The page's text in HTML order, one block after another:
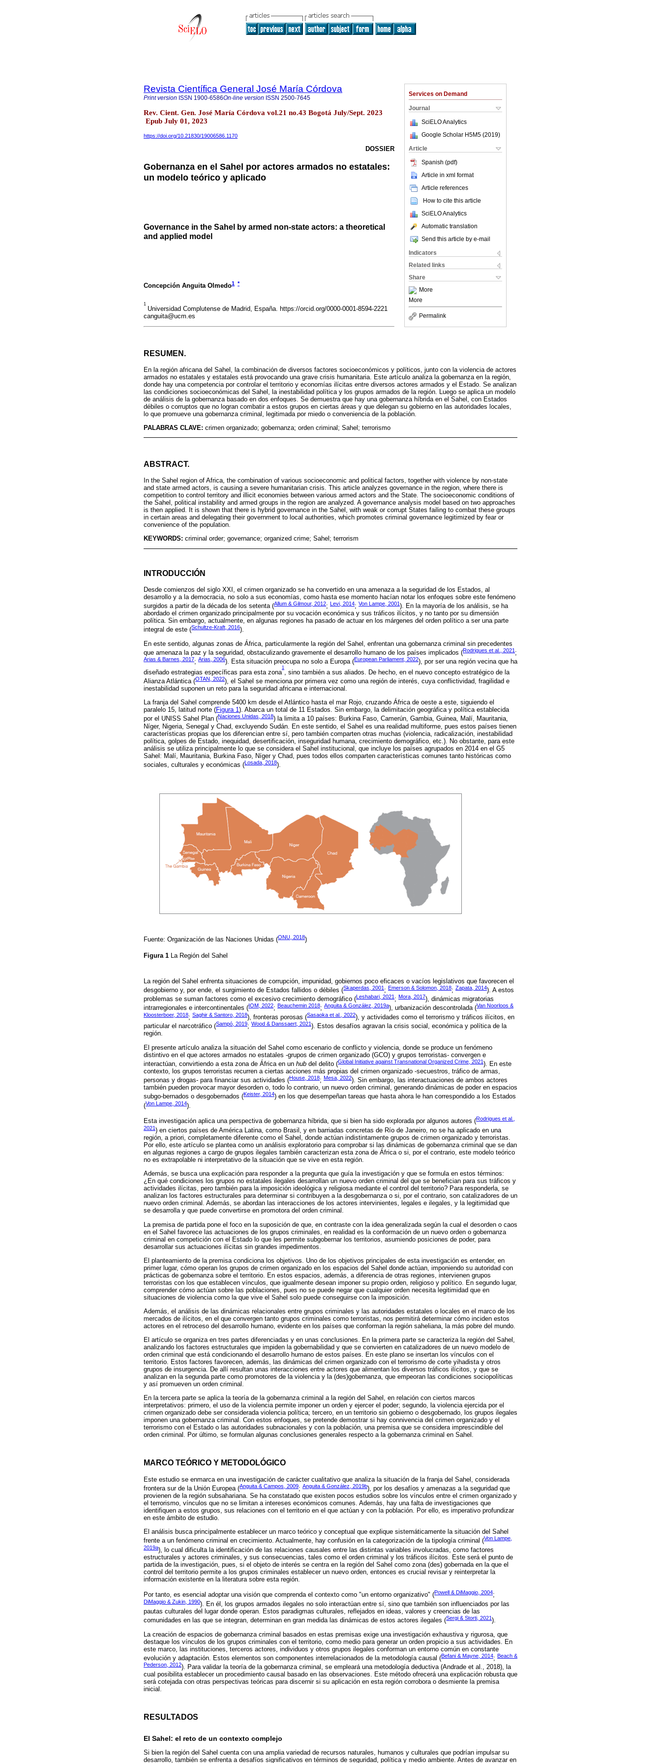
Services on Demand
Journal
SciELO Analytics
Google Scholar H5M5 (2019)
Article
Spanish (pdf)
Article in xml format
Article references
How to cite this article
SciELO Analytics
Automatic translation
Send this article by e-mail
Indicators
Related links
Share
More
More
Permalink
Revista Científica General José María Córdova
Print version ISSN 1900-6586On-line version ISSN 2500-7645
Rev. Cient. Gen. José María Córdova vol.21 no.43 Bogotá July/Sept. 2023
Epub July 01, 2023
https://doi.org/10.21830/19006586.1170
DOSSIER
Gobernanza en el Sahel por actores armados no estatales:
un modelo teórico y aplicado
Governance in the Sahel by armed non-state actors: a theoretical
and applied model
Concepción Anguita Olmedo1 *
1
Universidad Complutense de Madrid, España. https://orcid.org/0000-0001-8594-2221
canguita@ucm.es
RESUMEN.
En la región africana del Sahel, la combinación de diversos factores socioeconómicos y políticos, junto con la violencia de actores
armados no estatales y estatales está provocando una grave crisis humanitaria. Este artículo analiza la gobernanza en la región,
donde hay una competencia por controlar el territorio y economías ilícitas entre diversos actores armados y el Estado. Se analizan
las condiciones socioeconómicas del Sahel, la inestabilidad política y los grupos armados de la región. Luego se aplica un modelo
de análisis de la gobernanza basado en dos enfoques. Se demuestra que hay una gobernanza híbrida en el Sahel, con Estados
débiles o corruptos que no logran combatir a estos grupos en ciertas áreas y que delegan su gobierno en las autoridades locales,
lo que promueve una gobernanza criminal, legitimada por miedo o conveniencia de la población.
PALABRAS CLAVE: crimen organizado; gobernanza; orden criminal; Sahel; terrorismo
ABSTRACT.
In the Sahel region of Africa, the combination of various socioeconomic and political factors, together with violence by non-state
and state armed actors, is causing a severe humanitarian crisis. This article analyzes governance in the region, where there is
competition to control territory and illicit economies between various armed actors and the State. The socioeconomic conditions of
the Sahel, political instability and armed groups in the region are analyzed. A governance analysis model based on two approaches
is then applied. It is shown that there is hybrid governance in the Sahel, with weak or corrupt States failing to combat these groups
in certain areas and delegating their government to local authorities, which promotes criminal governance legitimized by fear or
convenience of the population.
KEYWORDS: criminal order; governance; organized crime; Sahel; terrorism
INTRODUCCIÓN
Desde comienzos del siglo XXI, el crimen organizado se ha convertido en una amenaza a la seguridad de los Estados, al
desarrollo y a la democracia, no solo a sus economías, como hasta ese momento hacían notar los enfoques sobre este fenómeno
surgidos a partir de la década de los setenta (Allum & Gilmour, 2012; Levi, 2014; Von Lampe, 2001). En la mayoría de los análisis, se ha
abordado el crimen organizado principalmente por su vocación económica y sus tráficos ilícitos, y no tanto por su dimensión
política. Sin embargo, actualmente, en algunas regiones ha pasado de actuar en los márgenes del orden político a ser una parte
integral de este (Schultze-Kraft, 2016).
En este sentido, algunas zonas de África, particularmente la región del Sahel, enfrentan una gobernanza criminal sin precedentes
que amenaza la paz y la seguridad, obstaculizando gravemente el desarrollo humano de los países implicados (Rodrigues et al., 2021 ;
Arias & Barnes, 2017; Arias, 2006). Esta situación preocupa no solo a Europa (European Parliament, 2022), por ser una región vecina que ha
diseñado estrategias específicas para esta zona
1
, sino también a sus aliados. De hecho, en el nuevo concepto estratégico de la
Alianza Atlántica (OTAN, 2022), el Sahel se menciona por primera vez como una región de interés, cuya conflictividad, fragilidad e
inestabilidad suponen un reto para la seguridad africana e internacional.
La franja del Sahel comprende 5400 km desde el Atlántico hasta el mar Rojo, cruzando África de oeste a este, siguiendo el
paralelo 15, latitud norte (Figura 1). Abarca un total de 11 Estados. Sin embargo, la delimitación geográfica y política establecida
por el UNISS Sahel Plan (Naciones Unidas, 2018) la limita a 10 países: Burkina Faso, Camerún, Gambia, Guinea, Malí, Mauritania,
Níger, Nigeria, Senegal y Chad, excluyendo Sudán. En este sentido, el Sahel es una realidad multiforme, pues estos países tienen
características propias que los diferencian entre sí, pero también comparten otras muchas (violencia, radicalización, inestabilidad
política, golpes de Estado, inequidad, desertificación, inseguridad humana, crecimiento demográfico, etc.). No obstante, para este
análisis se utiliza principalmente lo que se considera el Sahel institucional, que incluye los países agrupados en 2014 en el G5
Sahel: Malí, Mauritania, Burkina Faso, Níger y Chad, pues todos ellos comparten características comunes tanto históricas como
sociales, culturales y económicas (Losada, 2018).
Fuente: Organización de las Naciones Unidas (ONU, 2018)
Figura 1 La Región del Sahel
La región del Sahel enfrenta situaciones de corrupción, impunidad, gobiernos poco eficaces o vacíos legislativos que favorecen el
desgobierno y, por ende, el surgimiento de Estados fallidos o débiles (Skaperdas, 2001 ; Emerson & Solomon, 2018; Zapata, 2014). A estos
problemas se suman factores como el excesivo crecimiento demográfico (Leshabari, 2021 ; Mora, 2017), dinámicas migratorias
intrarregionales e intercontinentales ( IOM, 2022; Beauchemin 2018; Anguita & González, 2019a), urbanización descontrolada (Van Noorloos &
Kloosterboer, 2018; Saghir & Santoro, 2018), fronteras porosas (Sasaoka et al., 2022), y actividades como el terrorismo y tráficos ilícitos, en
particular el narcotráfico (Sampó, 2019; Wood & Danssaert, 2021). Estos desafíos agravan la crisis social, económica y política de la
región.
El presente artículo analiza la situación del Sahel como escenario de conflicto y violencia, donde se produce un fenómeno
distintivo en el que actores armados no estatales -grupos de crimen organizado (GCO) y grupos terroristas- convergen e
interactúan, convirtiendo a esta zona de África en un hub del delito (Global Initiative against Transnational Organized Crime, 2021). En este
contexto, los grupos terroristas recurren a ciertas acciones más propias del crimen organizado -secuestros, tráfico de armas,
personas y drogas- para financiar sus actividades (House, 2018; Mesa, 2022). Sin embargo, las interactuaciones de ambos actores
también pueden provocar mayor desorden o, todo lo contrario, un nuevo orden criminal, generando dinámicas de poder en espacios
subgo-bernados o desgobernados (Keister, 2014) en los que desempeñan tareas que hasta ahora le han correspondido a los Estados
(Von Lampe, 2014).
Esta investigación aplica una perspectiva de gobernanza híbrida, que si bien ha sido explorada por algunos autores (Rodrigues et al.,
2021) en ciertos países de América Latina, como Brasil, y en barriadas concretas de Río de Janeiro, no se ha aplicado en una
región, a priori, completamente diferente como el Sahel, donde actúan indistintamente grupos de crimen organizado y terroristas.
Por ello, este artículo se plantea como un análisis exploratorio para comprobar si las dinámicas de gobernanza criminal que se dan
en algunas regiones a cargo de grupos ilegales también caracterizan esta zona de África o si, por el contrario, este modelo teórico
no es extrapolable ni interpretativo de la situación que se vive en esta región.
Además, se busca una explicación para responder a la pregunta que guía la investigación y que se formula en estos términos:
¿En qué condiciones los grupos no estatales ilegales desarrollan un nuevo orden criminal del que se benefician para sus tráficos y
actividades ilícitas, pero también para la imposición ideológica y religiosa mediante el control del territorio? Para responderla, se
analizan los factores estructurales para determinar si contribuyen a la desgobernanza o si, por el contrario, son catalizadores de un
nuevo orden criminal. Además, se abordan las interacciones de los actores intervinientes, legales e ilegales, y la legitimidad que
se desarrolla y que puede convertirse en promotora del orden criminal.
La premisa de partida pone el foco en la suposición de que, en contraste con la idea generalizada según la cual el desorden o caos
en el Sahel favorece las actuaciones de los grupos criminales, en realidad es la conformación de un nuevo orden o gobernanza
criminal en competición con el Estado lo que les permite subgobernar los territorios, asumiendo posiciones de poder, para
desarrollar sus actuaciones ilícitas sin grandes impedimentos.
El planteamiento de la premisa condiciona los objetivos. Uno de los objetivos principales de esta investigación es entender, en
primer lugar, cómo operan los grupos de crimen organizado en los espacios del Sahel donde actúan, imponiendo su autoridad con
prácticas de gobernanza sobre el territorio. En estos espacios, además, a diferencia de otras regiones, intervienen grupos
terroristas con los que establecen vínculos, que igualmente desean imponer su propio orden, religioso y político. En segundo lugar,
comprender cómo actúan sobre las poblaciones, pues no se puede negar que cualquier orden necesita legitimidad que en
situaciones de violencia como la que vive el Sahel solo puede conseguirse con la imposición.
Además, el análisis de las dinámicas relacionales entre grupos criminales y las autoridades estatales o locales en el marco de los
mercados de ilícitos, en el que convergen tanto grupos criminales como terroristas, nos permitirá determinar cómo inciden estos
actores en el retroceso del desarrollo humano, evidente en los países que conforman la región saheliana, la más pobre del mundo.
El artículo se organiza en tres partes diferenciadas y en unas conclusiones. En la primera parte se caracteriza la región del Sahel,
analizando los factores estructurales que impiden la gobernabilidad y que se convierten en catalizadores de un nuevo modelo de
orden criminal que está condicionando el desarrollo humano de estos países. En este plano se insertan los vínculos con el
territorio. Estos factores favorecen, además, las dinámicas del crimen organizado con el terrorismo de corte yihadista y otros
grupos de insurgencia. De allí resultan unas interacciones entre actores que alimentan los diversos tráficos ilícitos, y que se
analizan en la segunda parte como promotores de la violencia y la (des)gobernanza, que empeoran las condiciones sociopolíticas
y así promueven un orden criminal.
En la tercera parte se aplica la teoría de la gobernanza criminal a la región del Sahel, en relación con ciertos marcos
interpretativos: primero, el uso de la violencia permite imponer un orden y ejercer el poder; segundo, la violencia ejercida por el
crimen organizado debe ser considerada violencia política; tercero, en un territorio sin gobierno o desgobernado, los grupos ilegales
imponen una gobernanza criminal. Con estos enfoques, se pretende demostrar si hay connivencia del crimen organizado y el
terrorismo con el Estado o las autoridades subnacionales y con la población, una premisa que se considera imprescindible del
orden criminal. Por último, se formulan algunas conclusiones generales respecto a la gobernanza criminal en Sahel.
MARCO TEÓRICO Y METODOLÓGICO
Este estudio se enmarca en una investigación de carácter cualitativo que analiza la situación de la franja del Sahel, considerada
frontera sur de la Unión Europea (Anguita & Campos, 2009; Anguita & González, 2019b), por los desafíos y amenazas a la seguridad que
provienen de la región subsahariana. Se ha constatado que existen pocos estudios sobre los vínculos entre el crimen organizado y
el terrorismo, vínculos que no se limitan a intereses económicos comunes. Además, hay una falta de investigaciones que
identifiquen a estos grupos, sus relaciones con el territorio en el que actúan y con la población. Por ello, es imperativo profundizar
en este ámbito de estudio.
El análisis busca principalmente establecer un marco teórico y conceptual que explique sistemáticamente la situación del Sahel
frente a un fenómeno criminal en crecimiento. Actualmente, hay confusión en la categorización de la tipología criminal (Von Lampe,
2019a), lo cual dificulta la identificación de las relaciones causales entre las distintas variables involucradas, como factores
estructurales y actores criminales, y sus consecuencias, tales como el orden criminal y los tráficos ilícitos. Este será el punto de
partida de la investigación, pues, si el objeto de interés se centra en la región del Sahel como zona (des) gobernada en la que el
control del territorio permite a los grupos criminales establecer un nuevo orden, entonces es crucial revisar y reinterpretar la
información existente en la literatura sobre esta región.
Por tanto, es esencial adoptar una visión que comprenda el contexto como "un entorno organizativo" (Powell & DiMaggio, 2004;
DiMaggio & Zukin, 1990). En él, los grupos armados ilegales no solo interactúan entre sí, sino que también son influenciados por las
pautas culturales del lugar donde operan. Estos paradigmas culturales, reflejados en ideas, valores y creencias de las
comunidades en las que se integran, determinan en gran medida las dinámicas de estos actores ilegales (Sergi & Storti, 2021).
La creación de espacios de gobernanza criminal basados en estas premisas exige una investigación exhaustiva y rigurosa, que
destaque los vínculos de los grupos criminales con el territorio, como medio para generar un orden propicio a sus actividades. En
este marco, las instituciones, terceros actores, individuos y otros grupos ilegales conforman un entorno común en constante
evolución y adaptación. Estos elementos son componentes interrelacionados de la metodología causal (Befani & Mayne, 2014; Beach &
Pederson, 2012). Para validar la teoría de la gobernanza criminal, se empleará una metodología deductiva (Andrade et al., 2018), la
cual posibilita establecer un procedimiento causal basado en las observaciones. Este método ofrecerá una explicación robusta que
será cotejada con otras perspectivas teóricas para discernir si su aplicación en esta región corrobora o desmiente la premisa
inicial.
RESULTADOS
El Sahel: el reto de un contexto complejo
Si bien la región del Sahel cuenta con una amplia variedad de recursos naturales, humanos y culturales que podrían impulsar su
desarrollo, también se enfrenta a desafíos significativos en términos de seguridad, política y medio ambiente. Antes de avanzar en